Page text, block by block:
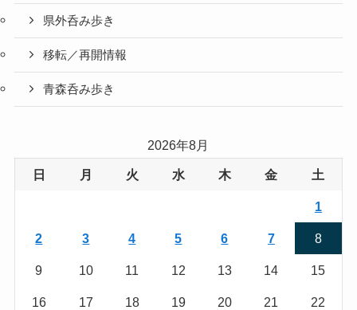
県外呑み歩き
移転／再開情報
青森呑み歩き
2026年8月
日 月 火 水 木 金 土
1
2 3 4 5 6 7 8
9 10 11 12 13 14 15
16 17 18 19 20 21 22